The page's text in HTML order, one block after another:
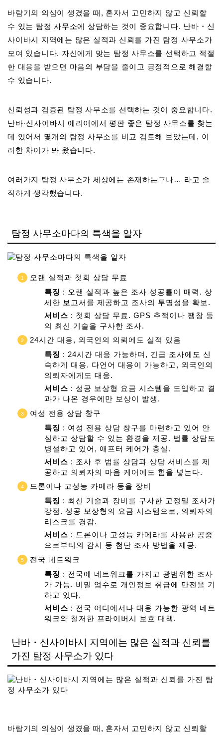
바람기의 의심이 생겼을 때, 혼자서 고민하지 않고 신뢰할
수 있는 탐정 사무소에 상담하는 것이 중요합니다. 난바・신
사이바시 지역에는 많은 실적과 신뢰를 가진 탐정 사무소가
모여 있습니다. 자신에게 맞는 탐정 사무소를 선택하고 적절
한 대응을 받으면 마음의 부담을 줄이고 긍정적으로 해결할
수 있습니다.
신뢰성과 검증된 탐정 사무소를 선택하는 것이 중요합니다.
난바·신사이바시 에리어에서 평판 좋은 탐정 사무소를 찾는
데 있어서 몇개의 탐정 사무소를 비교 검토해 보았는데, 이
러한 차이가 봐 왔습니다.
여러가지 탐정 사무소가 세상에는 존재하는구나… 라고 솔
직하게 생각했습니다.
탐정 사무소마다의 특색을 알자
오랜 실적과 첫회 상담 무료
특징 : 오랜 실적과 높은 조사 성공률이 매력. 상
세한 보고서를 제공하고 조사의 투명성을 확보.
서비스 : 첫회 상담 무료. GPS 추적이나 팽창 등
의 최신 기술을 구사한 조사.
24시간 대응, 외국인의 의뢰에도 실적 있음
특징 : 24시간 대응 가능하며, 긴급 조사에도 신
속하게 대응. 다언어 대응이 가능하고, 외국인의
의뢰자에게도 대응.
서비스 : 성공 보상형 요금 시스템을 도입하고 결
과가 나온 경우에만 보상이 발생.
여성 전용 상담 창구
특징 : 여성 전용 상담 창구를 마련하고 있어 안
심하고 상담할 수 있는 환경을 제공. 법률 상담도
병설하고 있어, 애프터 케어가 충실.
서비스 : 조사 후 법률 상담과 상담 서비스를 제
공하고 의뢰자의 마음 케어에도 힘을 넣는다.
드론이나 고성능 카메라 등을 장비
특징 : 최신 기술과 장비를 구사한 고정밀 조사가
강점. 성공 보상형의 요금 시스템으로, 의뢰자의
리스크를 경감.
서비스 : 드론이나 고성능 카메라를 사용한 공중
으로부터의 감시 등 첨단 조사 방법을 제공.
전국 네트워크
특징 : 전국에 네트워크를 가지고 광범위한 조사
가 가능. 비밀 엄수로 개인정보 취급에 만전을 기
하고 있다.
서비스 : 전국 어디에서나 대응 가능한 광역 네트
워크와 철저한 프라이버시 보호 대책.
난바・신사이바시 지역에는 많은 실적과 신뢰를
가진 탐정 사무소가 있다
바람기의 의심이 생겼을 때, 혼자서 고민하지 않고 신뢰할